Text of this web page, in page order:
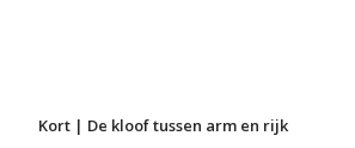
Kort | De kloof tussen arm en rijk